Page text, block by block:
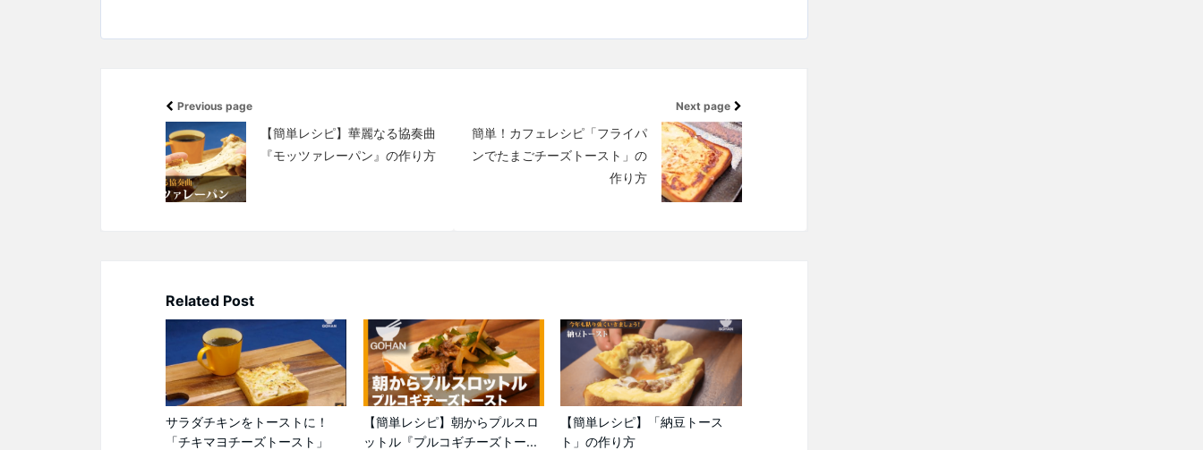
Previous page
【簡単レシピ】華麗なる協奏曲
『モッツァレーパン』の作り方
Next page
簡単！カフェレシピ「フライパ
ンでたまごチーズトースト」の
作り方
Related Post
サラダチキンをトーストに！
「チキマヨチーズトースト」
【簡単レシピ】朝からプルスロ
ットル『プルコギチーズトー...
【簡単レシピ】「納豆トース
ト」の作り方